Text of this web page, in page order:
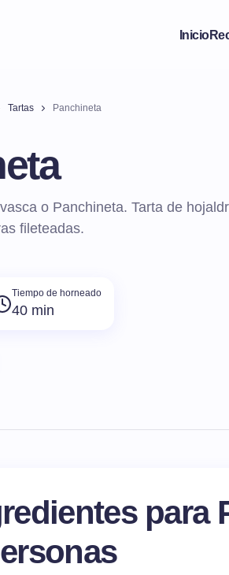
Inicio
Tartas Panchineta
o Panchineta. Tarta de
fileteadas.
Tiempo de horneado
40 min
para